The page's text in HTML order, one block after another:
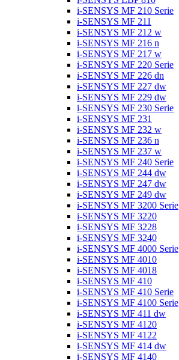
i-SENSYS MF 210 Serie
i-SENSYS MF 211
i-SENSYS MF 212 w
i-SENSYS MF 216 n
i-SENSYS MF 217 w
i-SENSYS MF 220 Serie
i-SENSYS MF 226 dn
i-SENSYS MF 227 dw
i-SENSYS MF 229 dw
i-SENSYS MF 230 Serie
i-SENSYS MF 231
i-SENSYS MF 232 w
i-SENSYS MF 236 n
i-SENSYS MF 237 w
i-SENSYS MF 240 Serie
i-SENSYS MF 244 dw
i-SENSYS MF 247 dw
i-SENSYS MF 249 dw
i-SENSYS MF 3200 Serie
i-SENSYS MF 3220
i-SENSYS MF 3228
i-SENSYS MF 3240
i-SENSYS MF 4000 Serie
i-SENSYS MF 4010
i-SENSYS MF 4018
i-SENSYS MF 410
i-SENSYS MF 410 Serie
i-SENSYS MF 4100 Serie
i-SENSYS MF 411 dw
i-SENSYS MF 4120
i-SENSYS MF 4122
i-SENSYS MF 414 dw
i-SENSYS MF 4140